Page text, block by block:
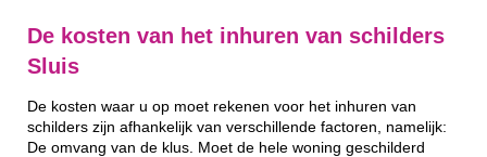
De kosten van het inhuren van schilders
Sluis
De kosten waar u op moet rekenen voor het inhuren van
schilders zijn afhankelijk van verschillende factoren, namelijk:
De omvang van de klus. Moet de hele woning geschilderd